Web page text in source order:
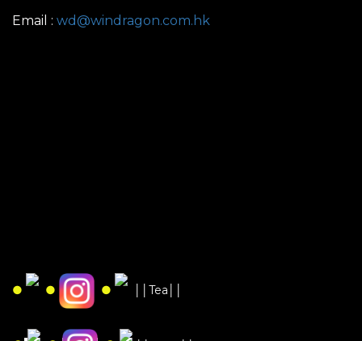
Email : wd@windragon.com.hk
● ● ● ││Tea││